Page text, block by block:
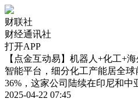
财联社
财经通讯社
打开APP
【点金互动易】机器人+化工+
智能平台，细分化工产能居全
36%，这家公司陆续在印尼和中
2025-04-22 07:45